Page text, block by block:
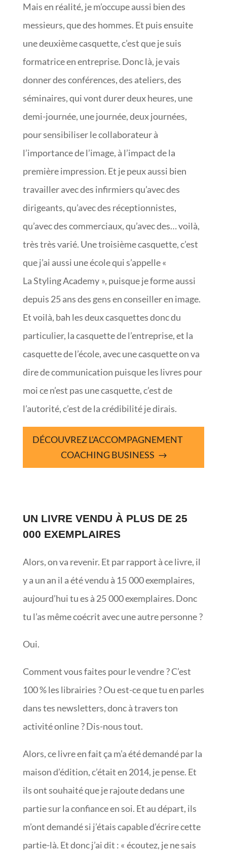
Mais en réalité, je m’occupe aussi bien des
messieurs, que des hommes. Et puis ensuite
une deuxième casquette, c’est que je suis
formatrice en entreprise. Donc là, je vais
donner des conférences, des ateliers, des
séminaires, qui vont durer deux heures, une
demi-journée, une journée, deux journées,
pour sensibiliser le collaborateur à
l’importance de l’image, à l’impact de la
première impression. Et je peux aussi bien
travailler avec des infirmiers qu’avec des
dirigeants, qu’avec des réceptionnistes,
qu’avec des commerciaux, qu’avec des… voilà,
très très varié. Une troisième casquette, c’est
que j’ai aussi une école qui s’appelle «
La Styling Academy », puisque je forme aussi
depuis 25 ans des gens en conseiller en image.
Et voilà, bah les deux casquettes donc du
particulier, la casquette de l’entreprise, et la
casquette de l’école, avec une casquette on va
dire de communication puisque les livres pour
moi ce n’est pas une casquette, c’est de
l’autorité, c’est de la crédibilité je dirais.
DÉCOUVREZ L'ACCOMPAGNEMENT
COACHING BUSINESS
UN LIVRE VENDU À PLUS DE 25
000 EXEMPLAIRES
Alors, on va revenir. Et par rapport à ce livre, il
y a un an il a été vendu à 15 000 exemplaires,
aujourd’hui tu es à 25 000 exemplaires. Donc
tu l’as même coécrit avec une autre personne ?
Oui.
Comment vous faites pour le vendre ? C’est
100 % les librairies ? Ou est-ce que tu en parles
dans tes newsletters, donc à travers ton
activité online ? Dis-nous tout.
Alors, ce livre en fait ça m’a été demandé par la
maison d’édition, c’était en 2014, je pense. Et
ils ont souhaité que je rajoute dedans une
partie sur la confiance en soi. Et au départ, ils
m’ont demandé si j’étais capable d’écrire cette
partie-là. Et donc j’ai dit : « écoutez, je ne sais